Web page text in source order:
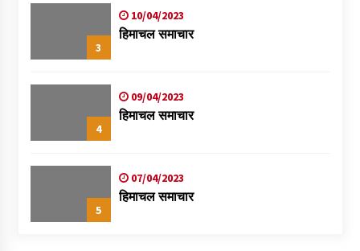
3
10/04/2023
हिमाचल समाचार
4
09/04/2023
हिमाचल समाचार
5
07/04/2023
हिमाचल समाचार